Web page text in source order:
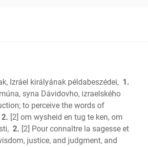
Izráel királyának példabeszédei, 1.
syna Dávidovho, izraelského
to perceive the words of
2. [2] om wysheid en tug te ken, om
2. [2] Pour connaître la sagesse et
justice, and judgment, and